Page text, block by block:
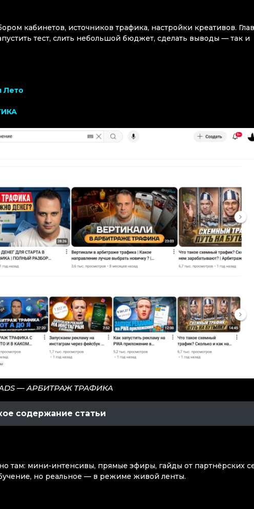
кабинетов, источников трафика, настройки креативов.
тест, слить небольшой бюджет, сделать выводы — так и
Лето
— АРБИТРАЖ ТРАФИКА
содержание статьи
там: мини-интенсивы, прямые эфиры, гайды от партнёрских
но реальное — в режиме живой ленты.